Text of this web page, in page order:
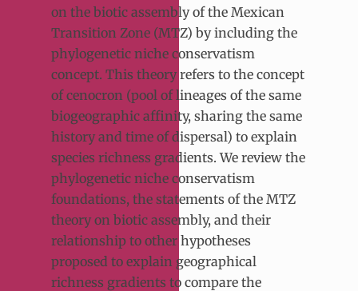
on the biotic assembly of the Mexican
Transition Zone (MTZ) by including the
phylogenetic niche conservatism
concept. This theory refers to the concept
of cenocron (pool of lineages of the same
biogeographic affinity, sharing the same
history and time of dispersal) to explain
species richness gradients. We review the
phylogenetic niche conservatism
foundations, the statements of the MTZ
theory on biotic assembly, and their
relationship to other hypotheses
proposed to explain geographical
richness gradients to compare the